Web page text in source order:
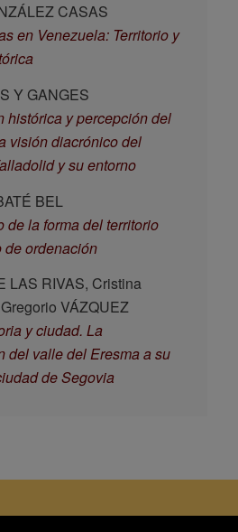
CASAS
en Venezuela: Territorio y
Y GANGES
histórica y percepción del
visión diacrónico del
y su entorno
BEL
de la forma del territorio
de ordenación
LAS RIVAS, Cristina
VÁZQUEZ
y ciudad. La
del valle del Eresma a su
de Segovia